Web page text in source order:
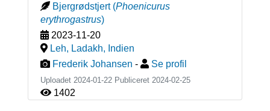
Bjergrødstjert (Phoenicurus
erythrogastrus)
2023-11-20
Leh, Ladakh, Indien
Frederik Johansen - Se profil
Uploadet 2024-01-22 Publiceret 2024-02-25
1402